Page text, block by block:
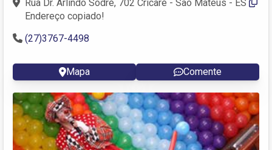
Rua Dr. Arlindo Sodré, 702 Cricaré - São Mateus - ES
Endereço copiado!
(27)3767-4498
Mapa Comente